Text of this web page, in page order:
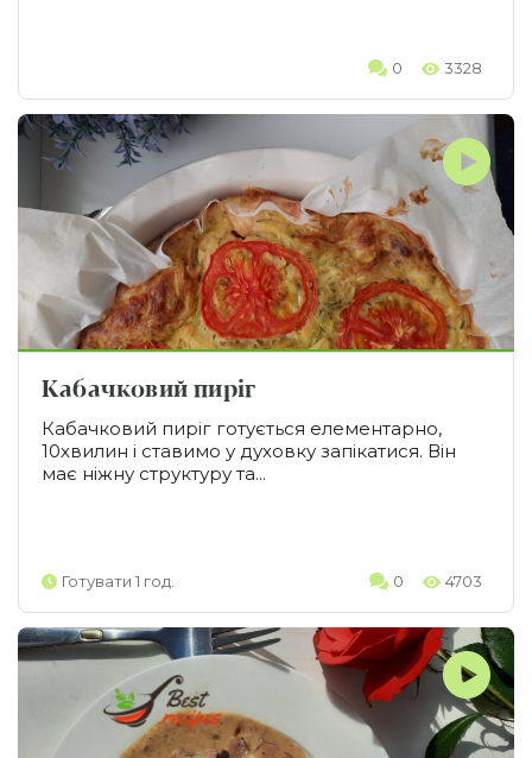
0 3328
Кабачковий пиріг
Кабачковий пиріг готується елементарно,
10хвилин і ставимо у духовку запікатися. Він
має ніжну структуру та...
Готувати 1 год. 0 4703